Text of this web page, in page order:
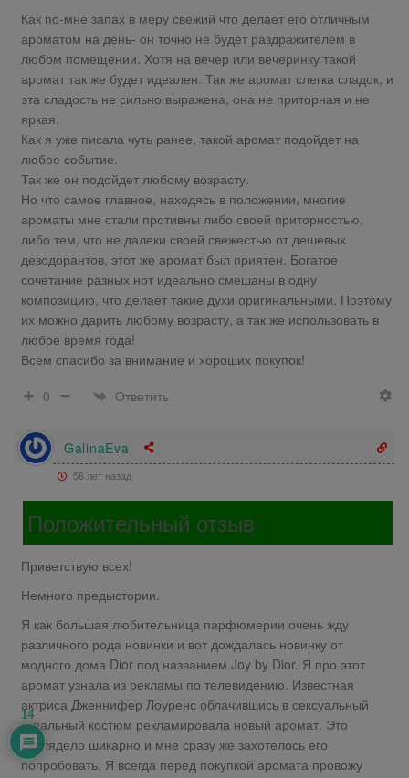
Как по-мне запах в меру свежий что делает его отличным
ароматом на день- он точно не будет раздражителем в
любом помещении. Хотя на вечер или вечеринку такой
аромат так же будет идеален. Так же аромат слегка сладок, и
эта сладость не сильно выражена, она не приторная и не
яркая.
Как я уже писала чуть ранее, такой аромат подойдет на
любое событие.
Так же он подойдет любому возрасту.
Но что самое главное, находясь в положении, многие
ароматы мне стали противны либо своей приторностью,
либо тем, что не далеки своей свежестью от дешевых
дезодорантов, этот же аромат был приятен. Богатое
сочетание разных нот идеально смешаны в одну
композицию, что делает такие духи оригинальными. Поэтому
их можно дарить любому возрасту, а так же использовать в
любое время года!
Всем спасибо за внимание и хороших покупок!
0
Ответить
GalinaEva
56 лет назад
Положительный отзыв
Приветствую всех!
Немного предыстории.
Я как большая любительница парфюмерии очень жду
различного рода новинки и вот дождалась новинку от
модного дома Dior под названием Joy by Dior. Я про этот
аромат узнала из рекламы по телевидению. Известная
актриса Дженнифер Лоуренс облачившись в сексуальный
купальный костюм рекламировала новый аромат. Это
выглядело шикарно и мне сразу же захотелось его
попробовать. Я всегда перед покупкой аромата провожу
14